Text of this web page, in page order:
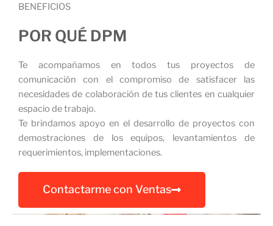
BENEFICIOS
POR QUÉ DPM
Te acompañamos en todos tus proyectos de
comunicación con el compromiso de satisfacer las
necesidades de colaboración de tus clientes en cualquier
espacio de trabajo.
Te brindamos apoyo en el desarrollo de proyectos con
demostraciones de los equipos, levantamientos de
requerimientos, implementaciones.
Contactarme con Ventas